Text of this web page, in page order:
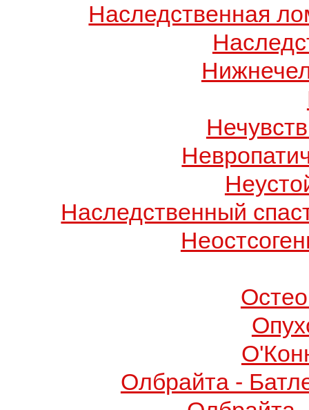
Наследственная
Наследственный
Олбрайта -